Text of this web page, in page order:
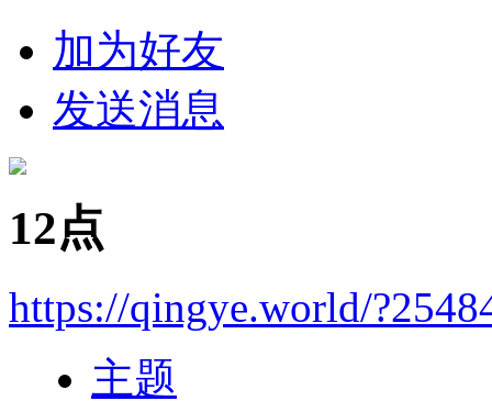
加为好友
发送消息
12点
https://qingye.world/
主题